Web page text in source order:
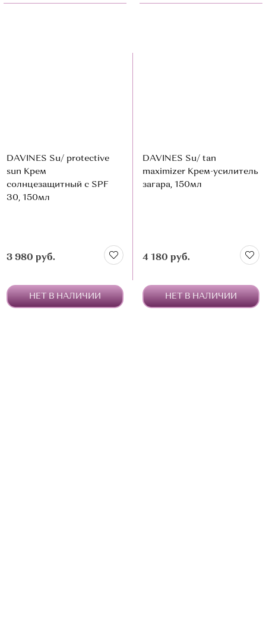
DAVINES Su/ protective
sun Крем
солнцезащитный с SPF
30, 150мл
3 980 руб.
НЕТ В НАЛИЧИИ
DAVINES Su/ tan
maximizer Крем-усилитель
загара, 150мл
4 180 руб.
НЕТ В НАЛИЧИИ